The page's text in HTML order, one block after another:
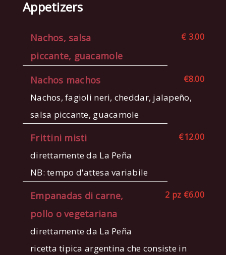
Appetizers
Nachos, salsa
piccante, guacamole
€ 3.00
Nachos machos €8.00
Nachos, fagioli neri, cheddar, jalapeño,
salsa piccante, guacamole
Frittini misti €12.00
direttamente da La Peña
NB: tempo d'attesa variabile
Empanadas di carne,
pollo o vegetariana
2 pz €6.00
direttamente da La Peña
ricetta tipica argentina che consiste in